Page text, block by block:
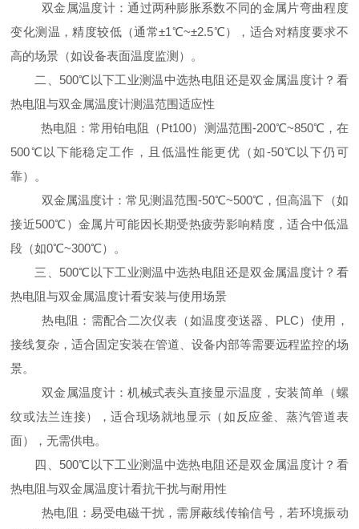
双金属温度计：通过两种膨胀系数不同的金属片弯曲程度
变化测温，精度较低（通常±1℃~±2.5℃），适合对精度要求不
高的场景（如设备表面温度监测）。
二、500℃以下工业测温中选热电阻还是双金属温度计？看
热电阻与双金属温度计测温范围适应性
热电阻：常用铂电阻（Pt100）测温范围-200℃~850℃，在
500℃以下能稳定工作，且低温性能更优（如-50℃以下仍可
靠）。
双金属温度计：常见测温范围-50℃~500℃，但高温下（如
接近500℃）金属片可能因长期受热疲劳影响精度，适合中低温
段（如0℃~300℃）。
三、500℃以下工业测温中选热电阻还是双金属温度计？看
热电阻与双金属温度计看安装与使用场景
热电阻：需配合二次仪表（如温度变送器、PLC）使用，
接线复杂，适合固定安装在管道、设备内部等需要远程监控的场
景。
双金属温度计：机械式表头直接显示温度，安装简单（螺
纹或法兰连接），适合现场就地显示（如反应釜、蒸汽管道表
面），无需供电。
四、500℃以下工业测温中选热电阻还是双金属温度计？看
热电阻与双金属温度计看抗干扰与耐用性
热电阻：易受电磁干扰，需屏蔽线传输信号，若环境振动